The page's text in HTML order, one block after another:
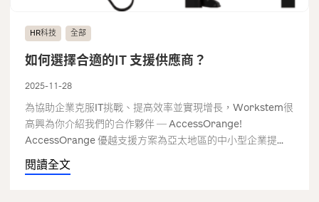
HR科技 全部
如何選擇合適的IT 支援供應商？
2025-11-28
為協助企業克服IT挑戰、提高效率並實現增長，Workstem很
高興為你介紹我們的合作夥伴 ─ AccessOrange!
AccessOrange 優越支援方案為亞太地區的中小型企業提...
閱讀全文